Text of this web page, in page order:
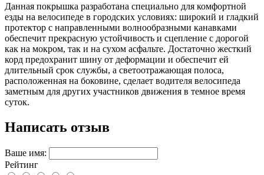
Данная покрышка разработана специально для комфортной
езды на велосипеде в городских условиях: широкий и гладкий
протектор с направленными волнообразными канавками
обеспечит прекрасную устойчивость и сцепление с дорогой
как на мокром, так и на сухом асфальте. Достаточно жесткий
корд предохранит шину от деформации и обеспечит ей
длительный срок службы, а светоотражающая полоса,
расположенная на боковине, сделает водителя велосипеда
заметным для других участников движения в темное время
суток.
Написать отзыв
Ваше имя:
Рейтинг